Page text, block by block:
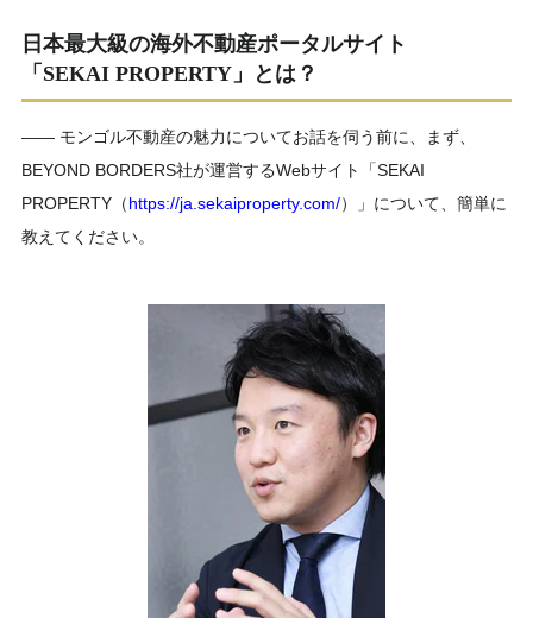
日本最大級の海外不動産ポータルサイト
「SEKAI PROPERTY」とは？
―― モンゴル不動産の魅力についてお話を伺う前に、まず、
BEYOND BORDERS社が運営するWebサイト「SEKAI
PROPERTY（https://ja.sekaiproperty.com/）」について、簡単に
教えてください。